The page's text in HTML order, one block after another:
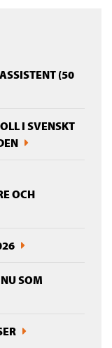
(50
I SVENSKT
OCH
SOM